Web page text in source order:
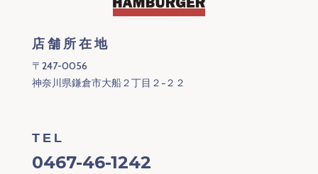
店舗所在地
〒247-0056
神奈川県鎌倉市大船２丁目２−２２
TEL
0467-46-1242